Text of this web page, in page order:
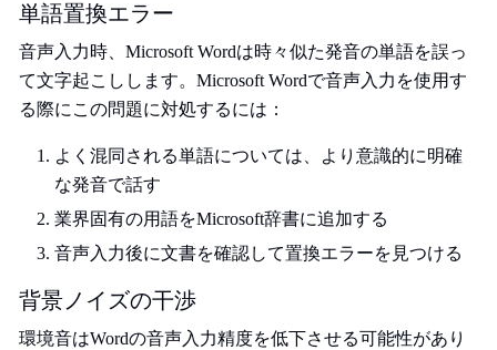
単語置換エラー
音声入力時、Microsoft Wordは時々似た発音の単語を誤っ
て文字起こしします。Microsoft Wordで音声入力を使用す
る際にこの問題に対処するには：
よく混同される単語については、より意識的に明確
な発音で話す
業界固有の用語をMicrosoft辞書に追加する
音声入力後に文書を確認して置換エラーを見つける
背景ノイズの干渉
環境音はWordの音声入力精度を低下させる可能性があり